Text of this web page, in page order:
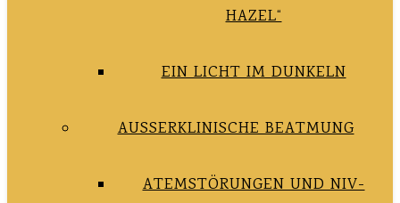
HAZEL“
EIN LICHT IM DUNKELN
AUSSERKLINISCHE BEATMUNG
ATEMSTÖRUNGEN UND NIV-